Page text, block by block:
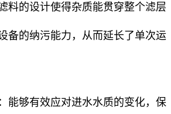
料的设计使得杂质能贯穿整个滤层
备的纳污能力，从而延长了单次运
能够有效应对进水水质的变化，保